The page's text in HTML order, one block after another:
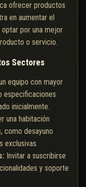
ofrecer productos
en aumentar el
por una mejor
o servicio.
Sectores
equipo con mayor
especificaciones
inicialmente.
una habitación
como desayuno
exclusivas.
Invitar a suscribirse
y soporte